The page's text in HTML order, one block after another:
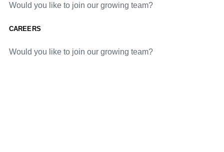
Would you like to join our growing team?
CAREERS
Would you like to join our growing team?